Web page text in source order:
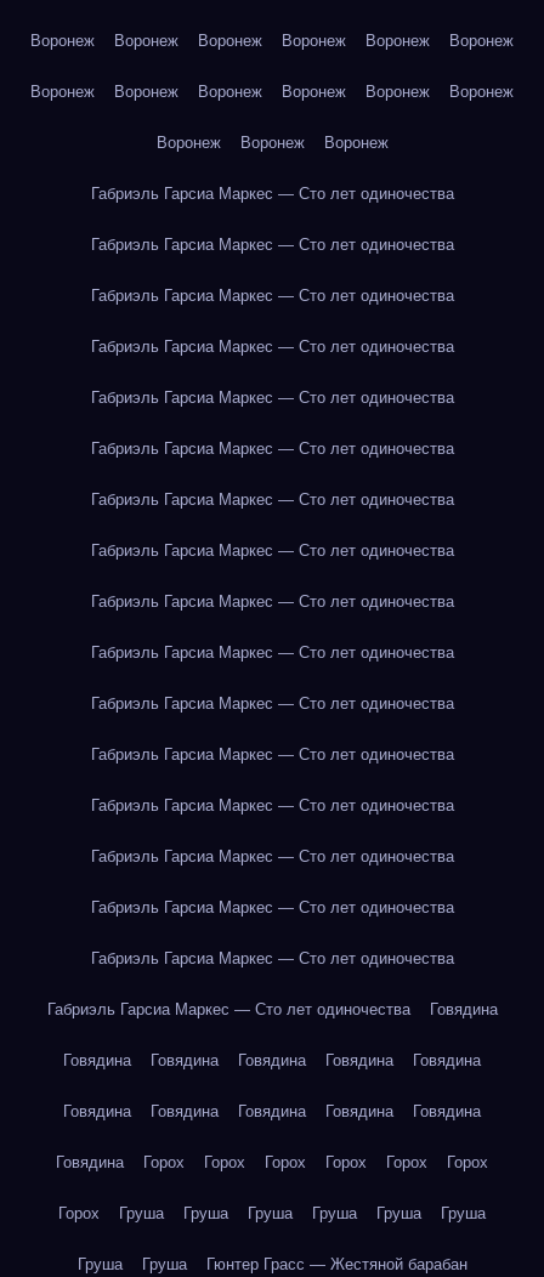
Воронеж Воронеж Воронеж Воронеж Воронеж Воронеж
Воронеж Воронеж Воронеж Воронеж Воронеж Воронеж
Воронеж Воронеж Воронеж
Габриэль Гарсиа Маркес — Сто лет одиночества
Габриэль Гарсиа Маркес — Сто лет одиночества
Габриэль Гарсиа Маркес — Сто лет одиночества
Габриэль Гарсиа Маркес — Сто лет одиночества
Габриэль Гарсиа Маркес — Сто лет одиночества
Габриэль Гарсиа Маркес — Сто лет одиночества
Габриэль Гарсиа Маркес — Сто лет одиночества
Габриэль Гарсиа Маркес — Сто лет одиночества
Габриэль Гарсиа Маркес — Сто лет одиночества
Габриэль Гарсиа Маркес — Сто лет одиночества
Габриэль Гарсиа Маркес — Сто лет одиночества
Габриэль Гарсиа Маркес — Сто лет одиночества
Габриэль Гарсиа Маркес — Сто лет одиночества
Габриэль Гарсиа Маркес — Сто лет одиночества
Габриэль Гарсиа Маркес — Сто лет одиночества
Габриэль Гарсиа Маркес — Сто лет одиночества
Габриэль Гарсиа Маркес — Сто лет одиночества Говядина
Говядина Говядина Говядина Говядина Говядина
Говядина Говядина Говядина Говядина Говядина
Говядина Горох Горох Горох Горох Горох Горох
Горох Груша Груша Груша Груша Груша Груша
Груша Груша Гюнтер Грасс — Жестяной барабан